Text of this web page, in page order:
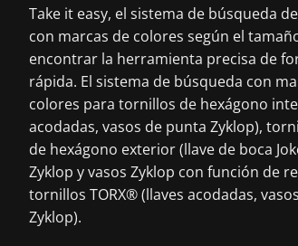
Take it easy, el sistema de búsqueda
con marcas de colores según el
encontrar la herramienta precisa de
rápida. El sistema de búsqueda con
colores para tornillos de hexágono
acodadas, vasos de punta Zyklop),
de hexágono exterior (llave de boca
Zyklop y vasos Zyklop con función de
tornillos TORX® (llaves acodadas,
Zyklop).